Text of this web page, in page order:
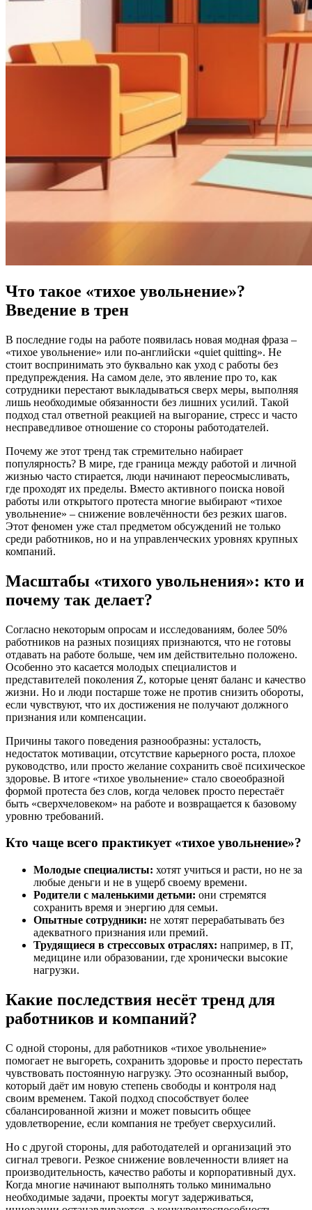
Что такое «тихое увольнение»?
Введение в трен
В последние годы на работе появилась новая модная фраза –
«тихое увольнение» или по-английски «quiet quitting». Не
стоит воспринимать это буквально как уход с работы без
предупреждения. На самом деле, это явление про то, как
сотрудники перестают выкладываться сверх меры, выполняя
лишь необходимые обязанности без лишних усилий. Такой
подход стал ответной реакцией на выгорание, стресс и часто
несправедливое отношение со стороны работодателей.
Почему же этот тренд так стремительно набирает
популярность? В мире, где граница между работой и личной
жизнью часто стирается, люди начинают переосмысливать,
где проходят их пределы. Вместо активного поиска новой
работы или открытого протеста многие выбирают «тихое
увольнение» – снижение вовлечённости без резких шагов.
Этот феномен уже стал предметом обсуждений не только
среди работников, но и на управленческих уровнях крупных
компаний.
Масштабы «тихого увольнения»: кто и
почему так делает?
Согласно некоторым опросам и исследованиям, более 50%
работников на разных позициях признаются, что не готовы
отдавать на работе больше, чем им действительно положено.
Особенно это касается молодых специалистов и
представителей поколения Z, которые ценят баланс и качество
жизни. Но и люди постарше тоже не против снизить обороты,
если чувствуют, что их достижения не получают должного
признания или компенсации.
Причины такого поведения разнообразны: усталость,
недостаток мотивации, отсутствие карьерного роста, плохое
руководство, или просто желание сохранить своё психическое
здоровье. В итоге «тихое увольнение» стало своеобразной
формой протеста без слов, когда человек просто перестаёт
быть «сверхчеловеком» на работе и возвращается к базовому
уровню требований.
Кто чаще всего практикует «тихое увольнение»?
Молодые специалисты: хотят учиться и расти, но не за
любые деньги и не в ущерб своему времени.
Родители с маленькими детьми: они стремятся
сохранить время и энергию для семьи.
Опытные сотрудники: не хотят перерабатывать без
адекватного признания или премий.
Трудящиеся в стрессовых отраслях: например, в IT,
медицине или образовании, где хронически высокие
нагрузки.
Какие последствия несёт тренд для
работников и компаний?
С одной стороны, для работников «тихое увольнение»
помогает не выгореть, сохранить здоровье и просто перестать
чувствовать постоянную нагрузку. Это осознанный выбор,
который даёт им новую степень свободы и контроля над
своим временем. Такой подход способствует более
сбалансированной жизни и может повысить общее
удовлетворение, если компания не требует сверхусилий.
Но с другой стороны, для работодателей и организаций это
сигнал тревоги. Резкое снижение вовлеченности влияет на
производительность, качество работы и корпоративный дух.
Когда многие начинают выполнять только минимально
необходимые задачи, проекты могут задерживаться,